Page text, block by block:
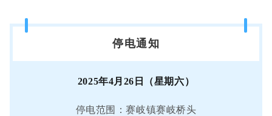
停电通知
2025年4月26日（星期六）
停电范围：赛岐镇赛岐桥头